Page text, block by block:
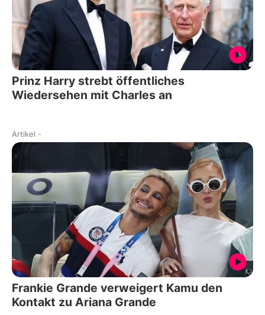
Prinz Harry strebt öffentliches
Wiedersehen mit Charles an
Artikel -
Frankie Grande verweigert Kamu den
Kontakt zu Ariana Grande